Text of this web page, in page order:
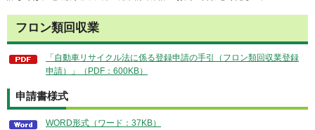
フロン類回収業
「自動車リサイクル法に係る登録申請の手引（フロン類回収業登録
申請）」（PDF：600KB）
申請書様式
WORD形式（ワード：37KB）